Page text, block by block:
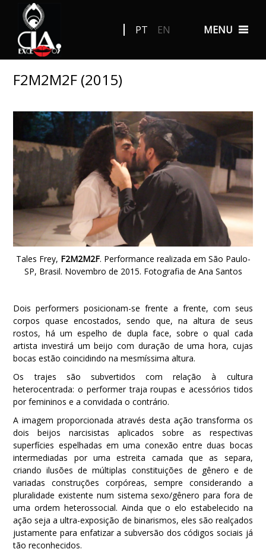
MENU
PT EN
F2M2M2F (2015)
Tales Frey, F2M2M2F. Performance realizada em São Paulo-
SP, Brasil. Novembro de 2015. Fotografia de Ana Santos
Dois performers posicionam-se frente a frente, com seus
corpos quase encostados, sendo que, na altura de seus
rostos, há um espelho de dupla face, sobre o qual cada
artista investirá um beijo com duração de uma hora, cujas
bocas estão coincidindo na mesmíssima altura.
Os trajes são subvertidos com relação à cultura
heterocentrada: o performer traja roupas e acessórios tidos
por femininos e a convidada o contrário.
A imagem proporcionada através desta ação transforma os
dois beijos narcisistas aplicados sobre as respectivas
superfícies espelhadas em uma conexão entre duas bocas
intermediadas por uma estreita camada que as separa,
criando ilusões de múltiplas constituições de gênero e de
variadas construções corpóreas, sempre considerando a
pluralidade existente num sistema sexo/gênero para fora de
uma ordem heterossocial. Ainda que o elo estabelecido na
ação seja a ultra-exposição de binarismos, eles são realçados
justamente para enfatizar a subversão dos códigos sociais já
tão reconhecidos.